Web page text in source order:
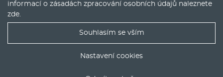
informací o zásadách zpracování osobních údajů naleznete
zde.
Souhlasím se vším
Nastavení cookies
Nejlepší nabídky operáku do Vašeho emailu